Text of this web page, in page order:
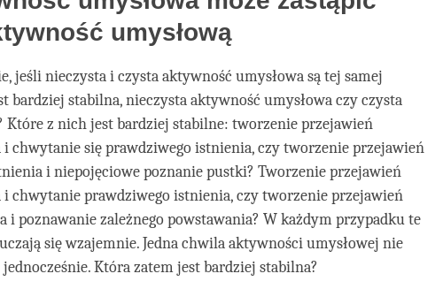
umysłową
jeśli nieczysta i czysta aktywność umysłowa są tej samej
bardziej stabilna, nieczysta aktywność umysłowa czy czysta
Które z nich jest bardziej stabilne: tworzenie przejawień
chwytanie się prawdziwego istnienia, czy tworzenie przejawień
i niepojęciowe poznanie pustki? Tworzenie przejawień
chwytanie prawdziwego istnienia, czy tworzenie przejawień
i poznawanie zależnego powstawania? W każdym przypadku te
się wzajemnie. Jedna chwila aktywności umysłowej nie
Która zatem jest bardziej stabilna?